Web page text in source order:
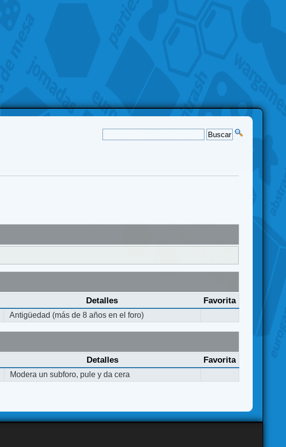
Detalles Favorita
Antigüedad (más de 8 años en el foro)
Detalles Favorita
Modera un subforo, pule y da cera